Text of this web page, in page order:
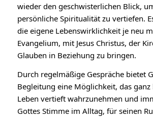
wieder den geschwisterlichen Blick,
persönliche Spiritualität zu vertiefen.
die eigene Lebenswirklichkeit je neu
Evangelium, mit Jesus Christus, der
Glauben in Beziehung zu bringen.
Durch regelmäßige Gespräche bietet
Begleitung eine Möglichkeit, das
Leben vertieft wahrzunehmen und
Gottes Stimme im Alltag, für seinen